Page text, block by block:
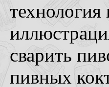
сварить
пивных